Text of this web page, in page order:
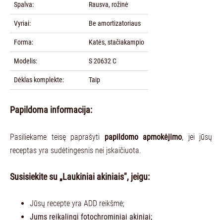
Spalva: Rausva, rožinė
Vyriai: Be amortizatoriaus
Forma: Katės, stačiakampio
Modelis: S 20632 C
Dėklas komplekte: Taip
Papildoma informacija:
Pasiliekame teisę paprašyti papildomo apmokėjimo, jei jūsų
receptas yra sudėtingesnis nei įskaičiuota.
Susisiekite su „Laukiniai akiniais", jeigu:
Jūsų recepte yra ADD reikšmė;
Jums reikalingi fotochrominiai akiniai;